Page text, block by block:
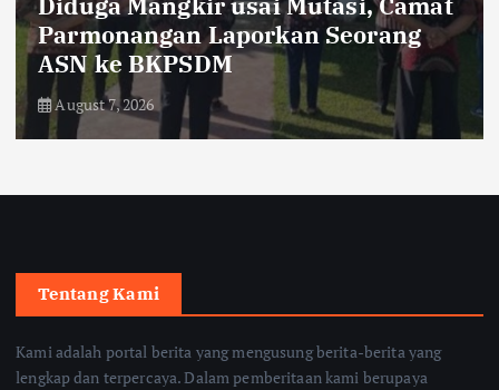
Hepatitis Kerap Didengar tetapi
Masih Disalahpahami
August 7, 2026
Tentang Kami
Kami adalah portal berita yang mengusung berita-berita yang
lengkap dan terpercaya. Dalam pemberitaan kami berupaya